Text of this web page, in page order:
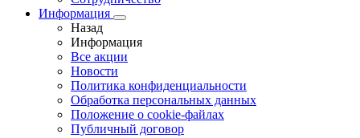
Информация
Назад
Информация
Все акции
Новости
Политика конфиденциальности
Обработка персональных данных
Положение о cookie-файлах
Публичный договор